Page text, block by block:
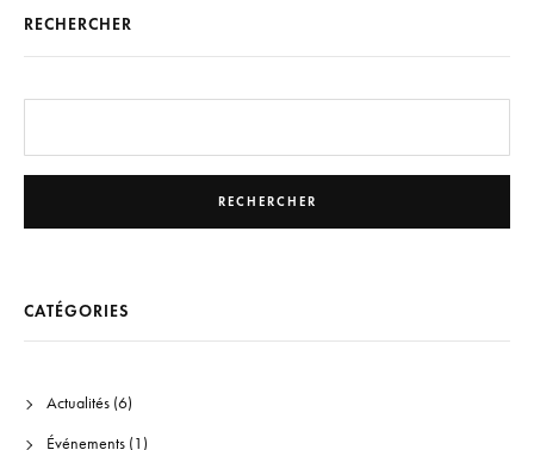
RECHERCHER
RECHERCHER
CATÉGORIES
Actualités(6)
Événements(1)